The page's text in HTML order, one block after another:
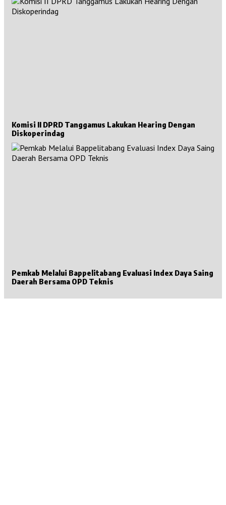
Komisi II DPRD Tanggamus Lakukan Hearing Dengan
Diskoperindag
Pemkab Melalui Bappelitabang Evaluasi Index Daya Saing
Daerah Bersama OPD Teknis